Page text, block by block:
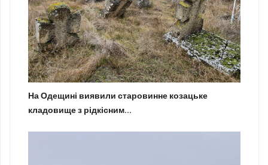
На Одещині виявили старовинне козацьке
кладовище з рідкісним...